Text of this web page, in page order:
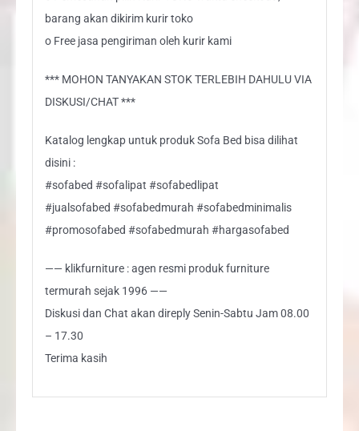
barang akan dikirim kurir toko
o Free jasa pengiriman oleh kurir kami
*** MOHON TANYAKAN STOK TERLEBIH DAHULU VIA
DISKUSI/CHAT ***
Katalog lengkap untuk produk Sofa Bed bisa dilihat
disini :
#sofabed #sofalipat #sofabedlipat
#jualsofabed #sofabedmurah #sofabedminimalis
#promosofabed #sofabedmurah #hargasofabed
—— klikfurniture : agen resmi produk furniture
termurah sejak 1996 ——
Diskusi dan Chat akan direply Senin-Sabtu Jam 08.00
– 17.30
Terima kasih